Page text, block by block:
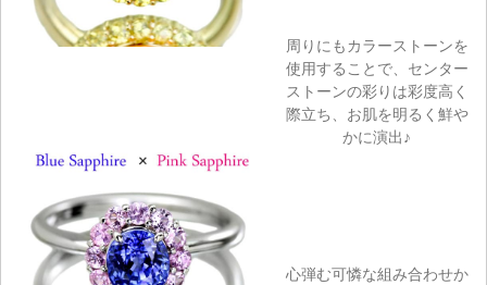
周りにもカラーストーンを
使用することで、センター
ストーンの彩りは彩度高く
際立ち、お肌を明るく鮮や
かに演出♪
心弾む可憐な組み合わせか